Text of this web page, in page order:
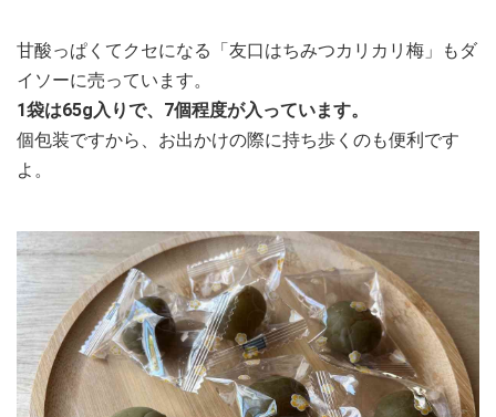
甘酸っぱくてクセになる「友口はちみつカリカリ梅」もダ
イソーに売っています。
1袋は65g入りで、7個程度が入っています。
個包装ですから、お出かけの際に持ち歩くのも便利です
よ。